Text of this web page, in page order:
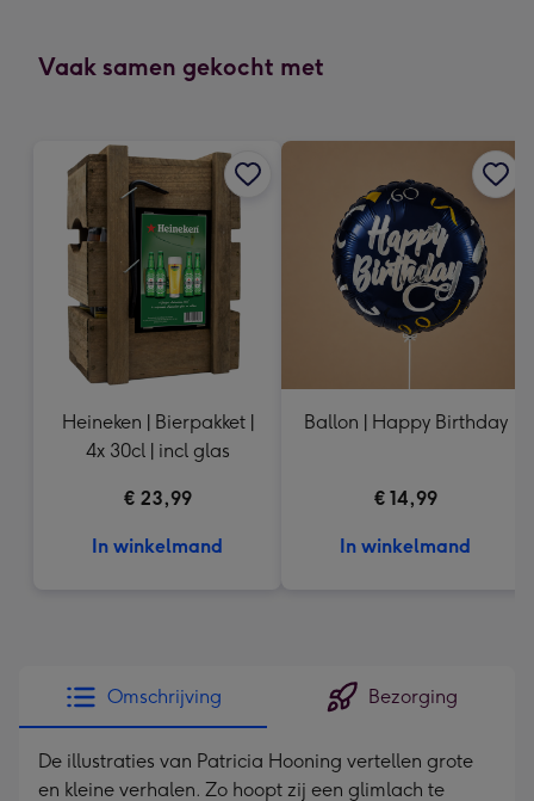
indruk
241
x
333
mm
Vaak samen gekocht met
Heineken | Bierpakket |
4x 30cl | incl glas
€ 23,99
In winkelmand
Ballon | Happy Birthday
€ 14,99
In winkelmand
Omschrijving Bezorging
De illustraties van Patricia Hooning vertellen grote
en kleine verhalen. Zo hoopt zij een glimlach te